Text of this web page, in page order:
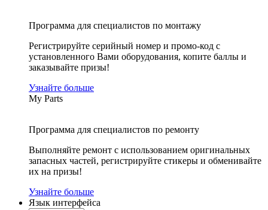
Программа для специалистов по монтажу
Регистрируйте серийный номер и промо-код с
установленного Вами оборудования, копите баллы и
заказывайте призы!
Узнайте больше
My Parts
Программа для специалистов по ремонту
Выполняйте ремонт с использованием оригинальных
запасных частей, регистрируйте стикеры и обменивайте
их на призы!
Узнайте больше
Язык интерфейса